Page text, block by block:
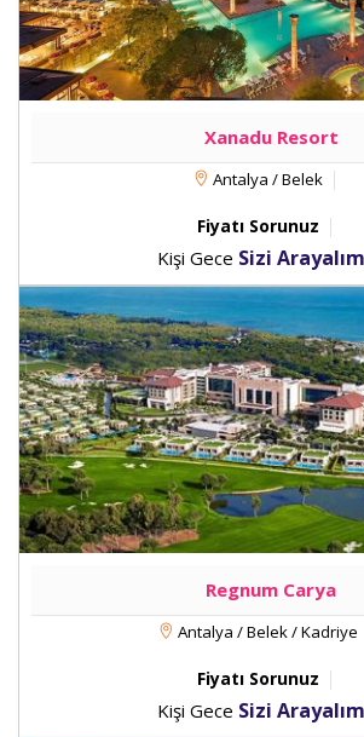
Xanadu Resort
Antalya / Belek
Fiyatı Sorunuz
Kişi Gece Sizi
Regnum Carya
Antalya / Belek / Kadriye
Fiyatı Sorunuz
Kişi Gece Sizi